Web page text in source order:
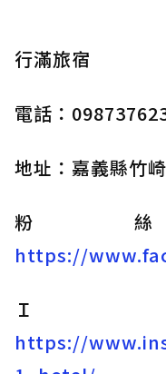
行滿旅宿
電話：
地址：嘉義縣竹
粉
https://
Ｉ
https://